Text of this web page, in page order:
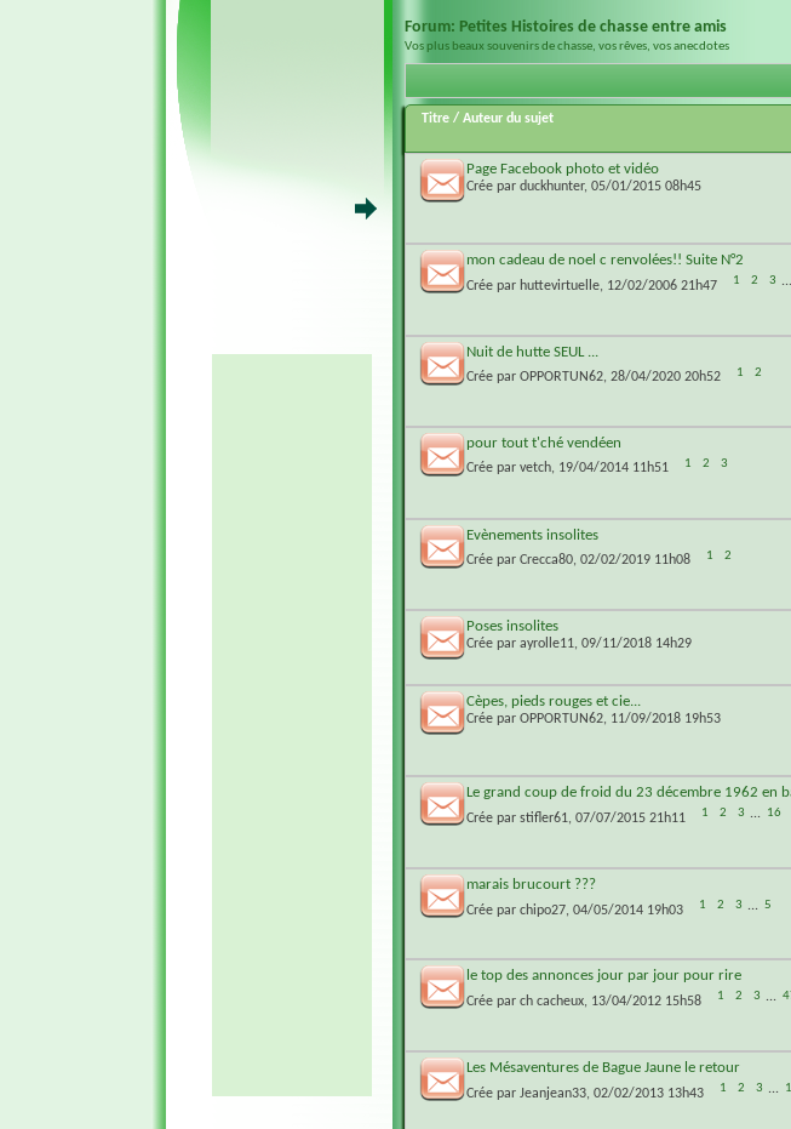
Forum: Petites Histoires de chasse entre amis
Vos plus beaux souvenirs de chasse, vos rêves, vos anecdotes
Titre / Auteur du sujet
Page Facebook photo et vidéo
Crée par duckhunter, 05/01/2015 08h45
mon cadeau de noel c renvolées!! Suite N°2
Crée par huttevirtuelle, 12/02/2006 21h47 1 2 3 ...
Nuit de hutte SEUL ...
Crée par OPPORTUN62, 28/04/2020 20h52 1 2
pour tout t'ché vendéen
Crée par vetch, 19/04/2014 11h51 1 2 3
Evènements insolites
Crée par Crecca80, 02/02/2019 11h08 1 2
Poses insolites
Crée par ayrolle11, 09/11/2018 14h29
Cèpes, pieds rouges et cie...
Crée par OPPORTUN62, 11/09/2018 19h53
Le grand coup de froid du 23 décembre 1962 en
Crée par stifler61, 07/07/2015 21h11 1 2 3 ... 16
marais brucourt ???
Crée par chipo27, 04/05/2014 19h03 1 2 3 ... 5
le top des annonces jour par jour pour rire
Crée par ch cacheux, 13/04/2012 15h58 1 2 3 ...
Les Mésaventures de Bague Jaune le retour
Crée par Jeanjean33, 02/02/2013 13h43 1 2 3 ...